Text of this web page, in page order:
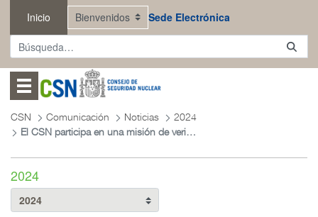
Saltar al contenido principal
Inicio Sede Electrónica
Abrir menú
CSN Comunicación Noticias
2024
El CSN participa en una misión de verificación en el marco del artículo 35 del Tratado Euratom de la Comisión Europea
2024